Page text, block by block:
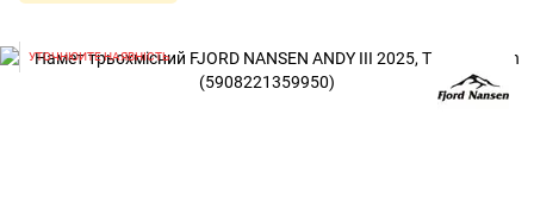
УТОЧНЮЙТЕ НАЯВНІСТЬ